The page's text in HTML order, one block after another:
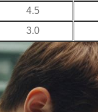
4.5
3.0